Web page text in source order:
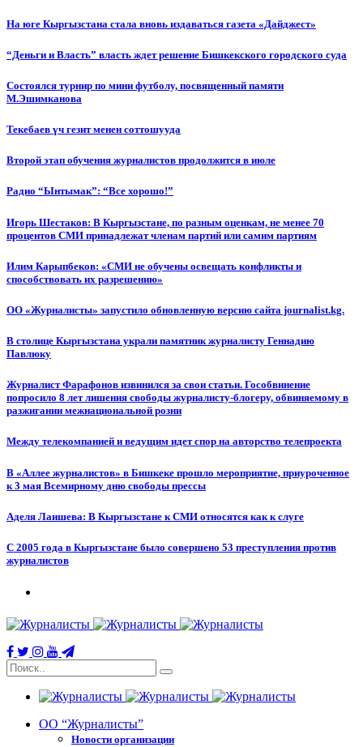
На юге Кыргызстана стала вновь издаваться газета «Дайджест»
“Деньги и Власть” власть ждет решение Бишкекского городского суда
Состоялся турнир по мини футболу, посвященный памяти
М.Эшимканова
Текебаев үч гезит менен соттошууда
Второй этап обучения журналистов продолжится в июле
Радио “Ынтымак”: “Все хорошо!”
Игорь Шестаков: В Кыргызстане, по разным оценкам, не менее 70
процентов СМИ принадлежат членам партий или самим партиям
Илим Карыпбеков: «СМИ не обучены освещать конфликты и
способствовать их разрешению»
ОО «Журналисты» запустило обновленную версию сайта journalist.kg.
В столице Кыргызстана украли памятник журналисту Геннадию
Павлюку
Журналист Фарафонов извинился за свои статьи. Гособвинение
попросило 8 лет лишения свободы журналисту-блогеру, обвиняемому в
разжигании межнациональной розни
Между телекомпанией и ведущим идет спор на авторство телепроекта
В «Аллее журналистов» в Бишкеке прошло мероприятие, приуроченное
к 3 мая Всемирному дню свободы прессы
Аделя Лаишева: В Кыргызстане к СМИ относятся как к слуге
С 2005 года в Кыргызстане было совершено 53 преступления против
журналистов
ОО “Журналисты”
Новости организации